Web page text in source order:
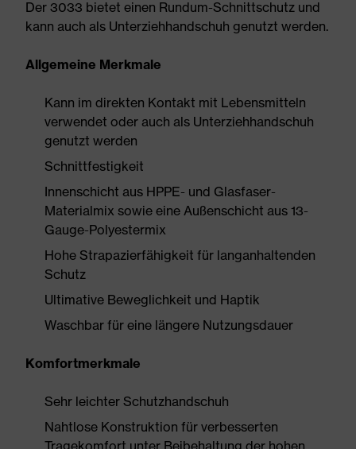
Der 3033 bietet einen Rundum-Schnittschutz und
kann auch als Unterziehhandschuh genutzt werden.
Allgemeine Merkmale
Kann im direkten Kontakt mit Lebensmitteln
verwendet oder auch als Unterziehhandschuh
genutzt werden
Schnittfestigkeit
Innenschicht aus HPPE- und Glasfaser-
Materialmix sowie eine Außenschicht aus 13-
Gauge-Polyestermix
Hohe Strapazierfähigkeit für langanhaltenden
Schutz
Ultimative Beweglichkeit und Haptik
Waschbar für eine längere Nutzungsdauer
Komfortmerkmale
Sehr leichter Schutzhandschuh
Nahtlose Konstruktion für verbesserten
Tragekomfort unter Beibehaltung der hohen